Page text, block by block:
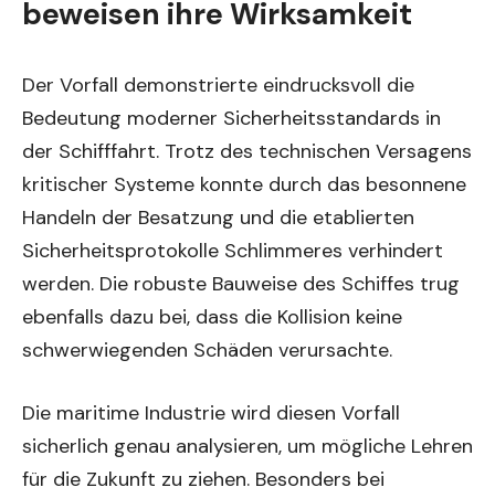
beweisen ihre Wirksamkeit
Der Vorfall demonstrierte eindrucksvoll die
Bedeutung moderner Sicherheitsstandards in
der Schifffahrt. Trotz des technischen Versagens
kritischer Systeme konnte durch das besonnene
Handeln der Besatzung und die etablierten
Sicherheitsprotokolle Schlimmeres verhindert
werden. Die robuste Bauweise des Schiffes trug
ebenfalls dazu bei, dass die Kollision keine
schwerwiegenden Schäden verursachte.
Die maritime Industrie wird diesen Vorfall
sicherlich genau analysieren, um mögliche Lehren
für die Zukunft zu ziehen. Besonders bei